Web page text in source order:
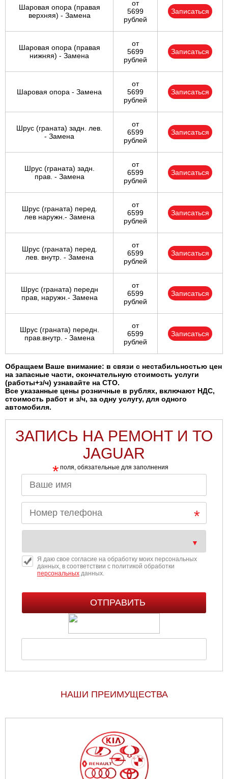
Шаровая опора (правая
верхняя) - Замена
от
5699
рублей
Записаться
Шаровая опора (правая
нижняя) - Замена
от
5699
рублей
Записаться
Шаровая опора - Замена
от
5699
рублей
Записаться
Шрус (граната) задн. лев.
- Замена
от
6599
рублей
Записаться
Шрус (граната) задн.
прав. - Замена
от
6599
рублей
Записаться
Шрус (граната) перед.
лев наружн.- Замена
от
6599
рублей
Записаться
Шрус (граната) перед.
лев. внутр. - Замена
от
6599
рублей
Записаться
Шрус (граната) передн
прав, наружн.- Замена
от
6599
рублей
Записаться
Шрус (граната) передн.
прав.внутр. - Замена
от
6599
рублей
Записаться
Обращаем Ваше внимание: в связи с нестабильностью цен
на запасные части, окончательную стоимость услуги
(работы+з/ч) узнавайте на СТО.
Все указанные цены розничные в рублях, включают НДС,
стоимость работ и з/ч, за одну услугу, для одного
автомобиля.
ЗАПИСЬ НА РЕМОНТ И ТО
JAGUAR
* поля, обязательные для заполнения
Я даю свое согласие на обработку моих персональных
данных, в соответствии с политикой обработки
персональныхданных.
НАШИ ПРЕИМУЩЕСТВА